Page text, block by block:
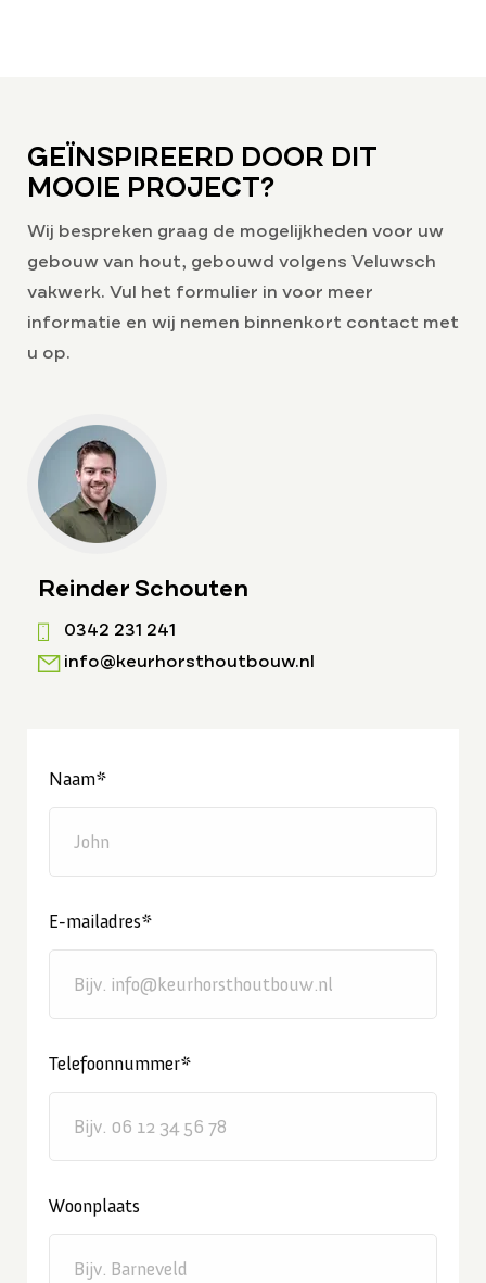
GEÏNSPIREERD DOOR DIT
MOOIE PROJECT?
Wij bespreken graag de mogelijkheden voor uw
gebouw van hout, gebouwd volgens Veluwsch
vakwerk. Vul het formulier in voor meer
informatie en wij nemen binnenkort contact met
u op.
Reinder Schouten
0342 231 241
info@keurhorsthoutbouw.nl
Naam*
E-mailadres*
Telefoonnummer*
Woonplaats